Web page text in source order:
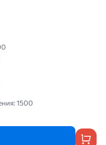
1500